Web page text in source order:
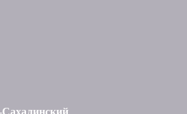
Сахалинский